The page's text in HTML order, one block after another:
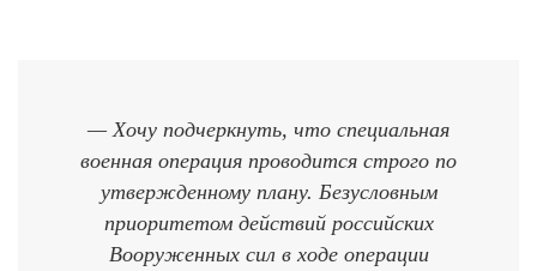
— Хочу подчеркнуть, что специальная
военная операция проводится строго по
утвержденному плану. Безусловным
приоритетом действий российских
Вооруженных сил в ходе операции